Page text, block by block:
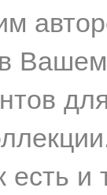
есть и